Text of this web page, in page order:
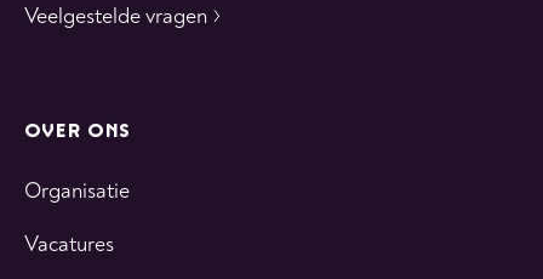
Veelgestelde vragen
OVER ONS
Organisatie
Vacatures